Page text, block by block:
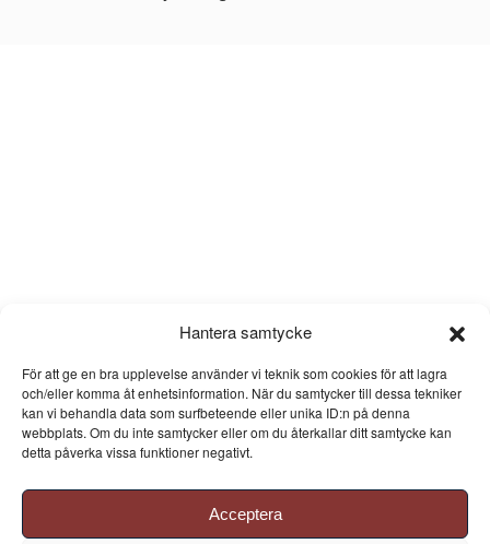
Hantera samtycke
För att ge en bra upplevelse använder vi teknik som cookies för att lagra
och/eller komma åt enhetsinformation. När du samtycker till dessa tekniker
kan vi behandla data som surfbeteende eller unika ID:n på denna
webbplats. Om du inte samtycker eller om du återkallar ditt samtycke kan
detta påverka vissa funktioner negativt.
Acceptera